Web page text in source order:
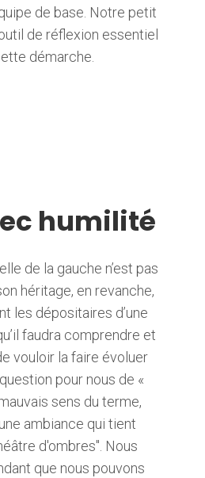
de base. Notre petit
de réflexion essentiel
démarche.
humilité
de la gauche n’est pas
héritage, en revanche,
les dépositaires d’une
faudra comprendre et
vouloir la faire évoluer
pour nous de «
sens du terme,
ambiance qui tient
d'ombres". Nous
que nous pouvons